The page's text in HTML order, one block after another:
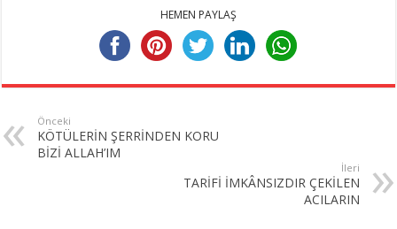
HEMEN PAYLAŞ
Önceki
KÖTÜLERİN ŞERRİNDEN KORU
BİZİ ALLAH’IM
İleri
TARİFİ İMKÂNSIZDIR ÇEKİLEN
ACILARIN